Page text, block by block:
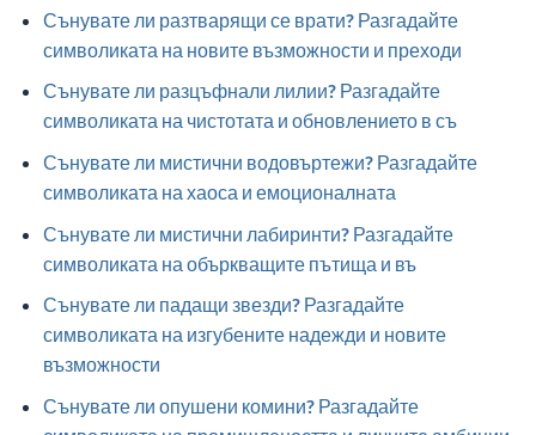
Сънувате ли разтварящи се врати? Разгадайте
символиката на новите възможности и преходи
Сънувате ли разцъфнали лилии? Разгадайте
символиката на чистотата и обновлението в съ
Сънувате ли мистични водовъртежи? Разгадайте
символиката на хаоса и емоционалната
Сънувате ли мистични лабиринти? Разгадайте
символиката на объркващите пътища и въ
Сънувате ли падащи звезди? Разгадайте
символиката на изгубените надежди и новите
възможности
Сънувате ли опушени комини? Разгадайте